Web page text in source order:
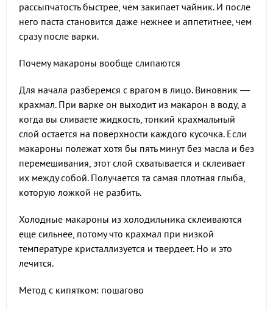
рассыпчатость быстрее, чем закипает чайник. И после
него паста становится даже нежнее и аппетитнее, чем
сразу после варки.
Почему макароны вообще слипаются
Для начала разберемся с врагом в лицо. Виновник —
крахмал. При варке он выходит из макарон в воду, а
когда вы сливаете жидкость, тонкий крахмальный
слой остается на поверхности каждого кусочка. Если
макароны полежат хотя бы пять минут без масла и без
перемешивания, этот слой схватывается и склеивает
их между собой. Получается та самая плотная глыба,
которую ложкой не разбить.
Холодные макароны из холодильника склеиваются
еще сильнее, потому что крахмал при низкой
температуре кристаллизуется и твердеет. Но и это
лечится.
Метод с кипятком: пошагово